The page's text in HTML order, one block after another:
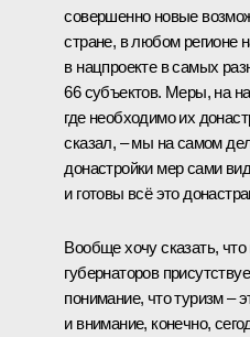
совершенно новые
стране, в любом регионе
в нацпроекте в самых
66 субъектов. Меры, на
где необходимо их
сказал, – мы на самом
донастройки мер сами
и готовы всё это
Вообще хочу сказать, что
губернаторов
понимание, что туризм –
и внимание, конечно,